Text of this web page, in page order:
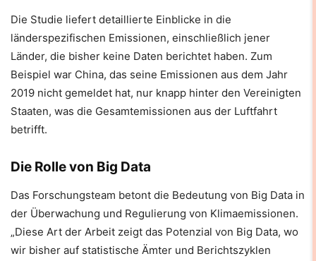
Die Studie liefert detaillierte Einblicke in die
länderspezifischen Emissionen, einschließlich jener
Länder, die bisher keine Daten berichtet haben. Zum
Beispiel war China, das seine Emissionen aus dem Jahr
2019 nicht gemeldet hat, nur knapp hinter den Vereinigten
Staaten, was die Gesamtemissionen aus der Luftfahrt
betrifft.
Die Rolle von Big Data
Das Forschungsteam betont die Bedeutung von Big Data in
der Überwachung und Regulierung von Klimaemissionen.
„Diese Art der Arbeit zeigt das Potenzial von Big Data, wo
wir bisher auf statistische Ämter und Berichtszyklen